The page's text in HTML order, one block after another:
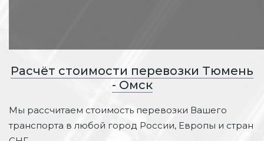
Расчёт стоимости перевозки Тюмень
- Омск
Мы рассчитаем стоимость перевозки Вашего
транспорта в любой город России, Европы и стран